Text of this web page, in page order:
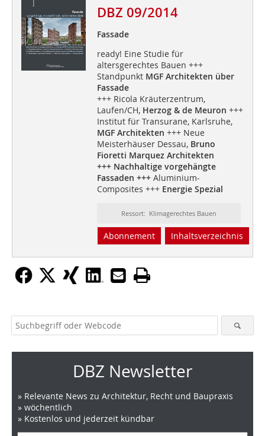
DBZ 09/2014
Fassade
ready! Eine Studie für
altersgerechtes Bauen +++
StandpunktMGF Architekten über
Fassade
+++ Ricola Kräuterzentrum,
Laufen/CH, Herzog & de Meuron +++
Institut für Transurane, Karlsruhe,
MGF Architekten +++ Neue
Meisterhäuser Dessau, Bruno
Fioretti Marquez Architekten
+++ Nachhaltige vorgehängte
Fassaden +++ Aluminium-
Composites +++ Energie Spezial
Ressort: Klimagerechtes Bauen
Abonnement Inhaltsverzeichnis
DBZ Newsletter
» Relevante News zu Architektur, Recht und Baupraxis
» wöchentlich
» Kostenlos und jederzeit kündbar